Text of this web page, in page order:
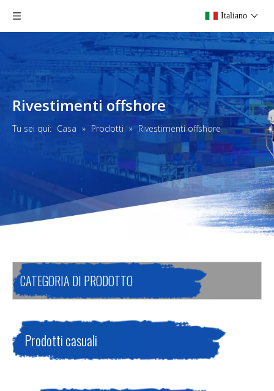
Italiano
Rivestimenti offshore
Tu sei qui: Casa » Prodotti » Rivestimenti offshore
CATEGORIA DI PRODOTTO
Prodotti casuali